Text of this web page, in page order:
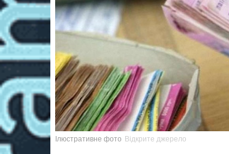
Ілюстративне фото Відкрите джерело